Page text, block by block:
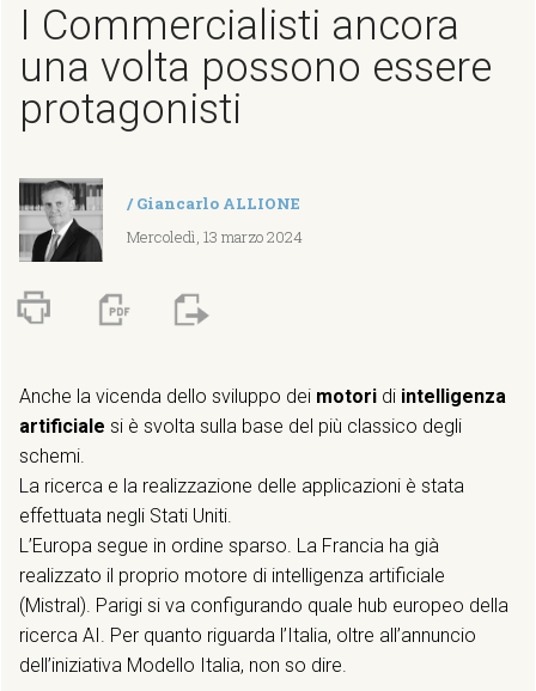
I Commercialisti ancora
una volta possono essere
protagonisti
/Giancarlo ALLIONE
Mercoledì, 13 marzo 2024
Anche la vicenda dello sviluppo dei motori di intelligenza
artificiale si è svolta sulla base del più classico degli
schemi.
La ricerca e la realizzazione delle applicazioni è stata
effettuata negli Stati Uniti.
L’Europa segue in ordine sparso. La Francia ha già
realizzato il proprio motore di intelligenza artificiale
(Mistral). Parigi si va configurando quale hub europeo della
ricerca AI. Per quanto riguarda l’Italia, oltre all’annuncio
dell’iniziativa Modello Italia, non so dire.